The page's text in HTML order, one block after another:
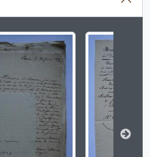
diapositive de ce carrousel